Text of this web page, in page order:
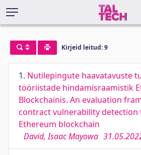
Kirjeid leitud: 9
1. Nutilepingute haavatavuste
tööriistade hindamisraamistik
Blockchainis. An evaluation
contract vulnerability detection
Ethereum blockchain
David, Isaac Mayowa